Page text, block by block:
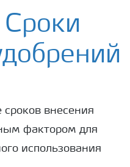
сроков внесения
фактором для
использования